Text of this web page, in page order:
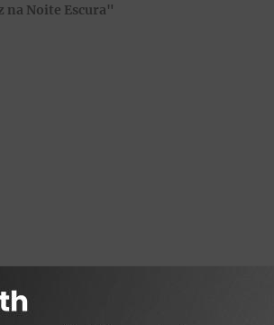
com o que têm mais à mão: comida,
para se sentirem vivas.
que são impossíveis de traduzir
que faz com que a solidão seja um
na Noite Escura"